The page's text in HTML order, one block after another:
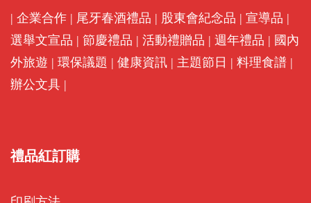
| 企業合作 | 尾牙春酒禮品 | 股東會紀念品 | 宣導品 |
選舉文宣品 | 節慶禮品 | 活動禮贈品 | 週年禮品 | 國內
外旅遊 | 環保議題 | 健康資訊 | 主題節日 | 料理食譜 |
辦公文具 |
禮品紅訂購